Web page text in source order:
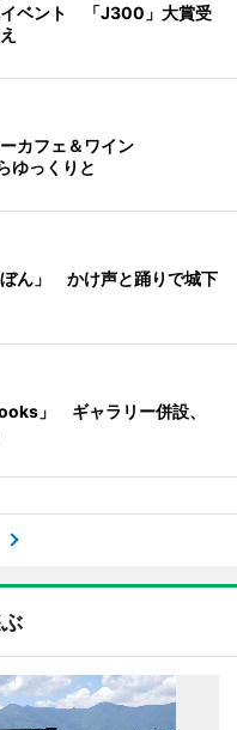
イベント 「J300」大賞受
カフェ＆ワイン
ゆっくりと
ん」 かけ声と踊りで城下
」 ギャラリー併設、